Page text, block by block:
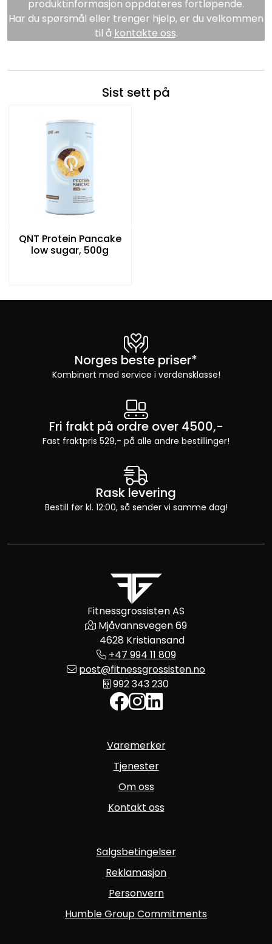
produktinformasjon oppdateres fortløpende.
Har du spørsmål eller trenger hjelp, er du velkommen
til å kontakte oss.
Sist sett på
QNT Protein Pancake
low sugar, 500g
Norges beste priser*
Kombinert med service i verdensklasse!
Fri frakt på ordre over 4500,-
Fast fraktpris 529,- på alle andre bestillinger!
Rask levering
Bestill før kl. 12:00, så sender vi samme dag!
Fitnessgrossisten AS
Mjåvannsvegen 69
4628 Kristiansand
+47 994 11 809
post@fitnessgrossisten.no
992 343 230
Varemerker
Tjenester
Om oss
Kontakt oss
Salgsbetingelser
Reklamasjon
Personvern
Humble Group Commitments